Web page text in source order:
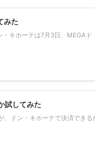
みた
キホーテは7月3日、MEGAド
試してみた
、ドン・キホーテで決済できる